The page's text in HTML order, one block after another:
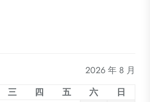
2026 年 8 月
三 四 五 六
日